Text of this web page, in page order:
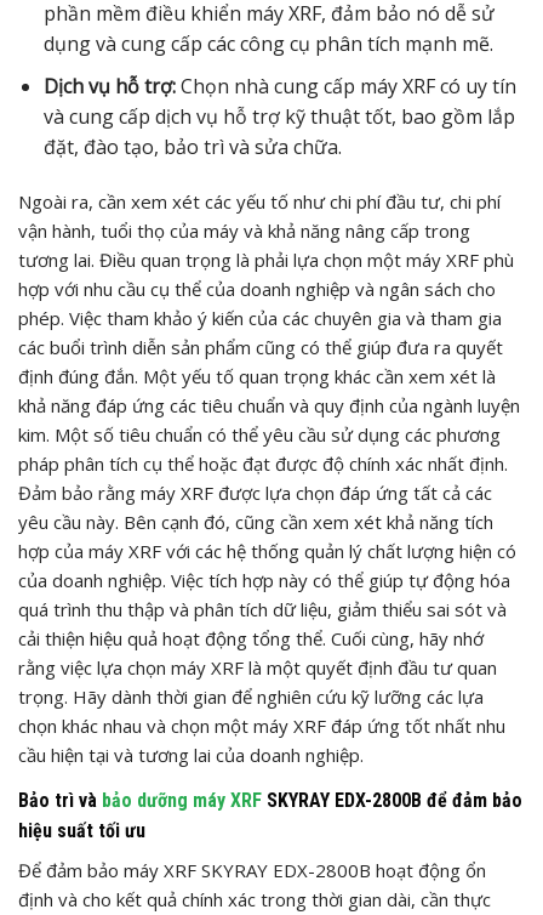
phần mềm điều khiển máy XRF, đảm bảo nó dễ sử
dụng và cung cấp các công cụ phân tích mạnh mẽ.
Dịch vụ hỗ trợ:Chọn nhà cung cấp máy XRF có uy tín
và cung cấp dịch vụ hỗ trợ kỹ thuật tốt, bao gồm lắp
đặt, đào tạo, bảo trì và sửa chữa.
Ngoài ra, cần xem xét các yếu tố như chi phí đầu tư, chi phí
vận hành, tuổi thọ của máy và khả năng nâng cấp trong
tương lai. Điều quan trọng là phải lựa chọn một máy XRF phù
hợp với nhu cầu cụ thể của doanh nghiệp và ngân sách cho
phép. Việc tham khảo ý kiến của các chuyên gia và tham gia
các buổi trình diễn sản phẩm cũng có thể giúp đưa ra quyết
định đúng đắn. Một yếu tố quan trọng khác cần xem xét là
khả năng đáp ứng các tiêu chuẩn và quy định của ngành luyện
kim. Một số tiêu chuẩn có thể yêu cầu sử dụng các phương
pháp phân tích cụ thể hoặc đạt được độ chính xác nhất định.
Đảm bảo rằng máy XRF được lựa chọn đáp ứng tất cả các
yêu cầu này. Bên cạnh đó, cũng cần xem xét khả năng tích
hợp của máy XRF với các hệ thống quản lý chất lượng hiện có
của doanh nghiệp. Việc tích hợp này có thể giúp tự động hóa
quá trình thu thập và phân tích dữ liệu, giảm thiểu sai sót và
cải thiện hiệu quả hoạt động tổng thể. Cuối cùng, hãy nhớ
rằng việc lựa chọn máy XRF là một quyết định đầu tư quan
trọng. Hãy dành thời gian để nghiên cứu kỹ lưỡng các lựa
chọn khác nhau và chọn một máy XRF đáp ứng tốt nhất nhu
cầu hiện tại và tương lai của doanh nghiệp.
Bảo trì và bảo dưỡng máy XRF SKYRAY EDX-2800B để đảm bảo
hiệu suất tối ưu
Để đảm bảo máy XRF SKYRAY EDX-2800B hoạt động ổn
định và cho kết quả chính xác trong thời gian dài, cần thực